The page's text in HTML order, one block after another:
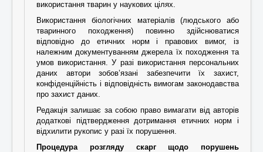
використання тварин у наукових цілях.
Використання біологічних матеріалів (людського або
тваринного походження) повинно здійснюватися
відповідно до етичних норм і правових вимог, із
належним документуванням джерела їх походження та
умов використання. У разі використання персональних
даних автори зобов’язані забезпечити їх захист,
конфіденційність і відповідність вимогам законодавства
про захист даних.
Редакція залишає за собою право вимагати від авторів
додаткові підтвердження дотримання етичних норм і
відхилити рукопис у разі їх порушення.
Процедура розгляду скарг щодо порушень